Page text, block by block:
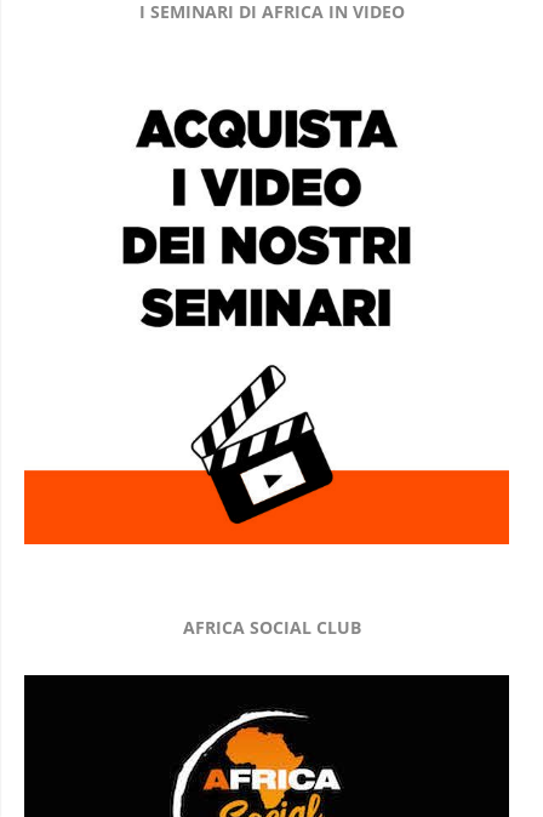
I SEMINARI DI AFRICA IN VIDEO
AFRICA SOCIAL CLUB